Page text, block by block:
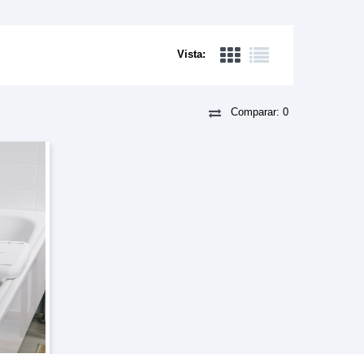
Vista:
Comparar: 0